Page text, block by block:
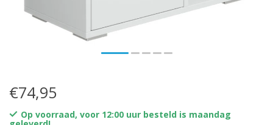
€74,95
Op voorraad, voor 12:00 uur besteld is maandag